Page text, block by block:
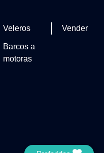
Veleros
Barcos a
motoras
Vender